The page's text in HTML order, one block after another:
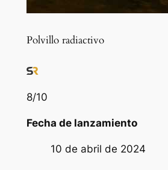
Polvillo radiactivo
8/10
Fecha de lanzamiento
10 de abril de 2024